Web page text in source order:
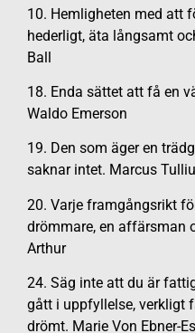
10. Hemligheten med att
hederligt, äta långsamt
Ball
18. Enda sättet att få en
Waldo Emerson
19. Den som äger en
saknar intet. Marcus
20. Varje framgångsrikt
drömmare, en affärsman
Arthur
24. Säg inte att du är
gått i uppfyllelse, verkligt
drömt. Marie Von Ebner-